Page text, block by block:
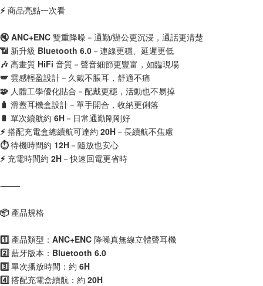
３．未成年的使用者請事先徵得法定代理人或監護人之同意方可使用
「AFTEE先享後付」，若未經同意申辦者引起之損失，本公司不負相關責
４．使用「AFTEE先享後付」時，將依據個別帳號之用戶狀況，依本公司即
時審查核予不同之上限額度；若仍有額度不足之情形，本公司將視審查結果
請求用戶進行身份認證。
５．嚴禁一人註冊多個帳號或使用他人資訊註冊。若發現惡意使用之情形，
恩沛科技股份有限公司將有權停止該用戶之使用額度並採取法律行動。
⚡ 商品亮點一次看
🔇 ANC+ENC 雙重降噪－通勤/辦公更沉浸，通話更清楚
📶 新升級 Bluetooth 6.0－連線更穩、延遲更低
🎶 高畫質 HiFi 音質－聲音細節更豐富，如臨現場
🪽 雲感輕盈設計－久戴不脹耳，舒適不痛
🧩 人體工學優化貼合－配戴更穩，活動也不易掉
🧳 滑蓋耳機盒設計－單手開合，收納更俐落
🔋 單次續航約 6H－日常通勤剛剛好
⚡ 搭配充電盒總續航可達約 20H－長續航不焦慮
⏱️ 待機時間約 12H－隨放也安心
⚡ 充電時間約 2H－快速回電更省時
⸻
📦 產品規格
1️⃣ 產品類型：ANC+ENC 降噪真無線立體聲耳機
2️⃣ 藍牙版本：Bluetooth 6.0
3️⃣ 單次播放時間：約 6H
4️⃣ 搭配充電盒續航：約 20H